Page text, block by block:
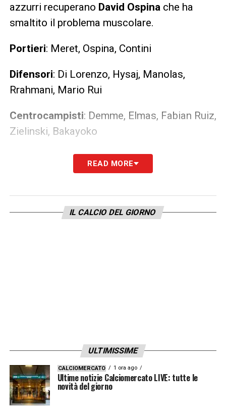
azzurri recuperano David Ospina che ha
smaltito il problema muscolare.
Portieri: Meret, Ospina, Contini
Difensori: Di Lorenzo, Hysaj, Manolas,
Rrahmani, Mario Rui
Centrocampisti: Demme, Elmas, Fabian Ruiz,
Zielinski, Bakayoko
: Lozano, Mertens, Osimhen,
Petagna, Politano, Insigne
Aggregati dalla Primavera: Costanzo
(maglia 38), Zedadka (3), Labriola (61),
READ MORE
IL CALCIO DEL GIORNO
ULTIMISSIME
CALCIOMERCATO 1 ora ago
Ultime notizie Calciomercato LIVE: tutte le
novità del giorno